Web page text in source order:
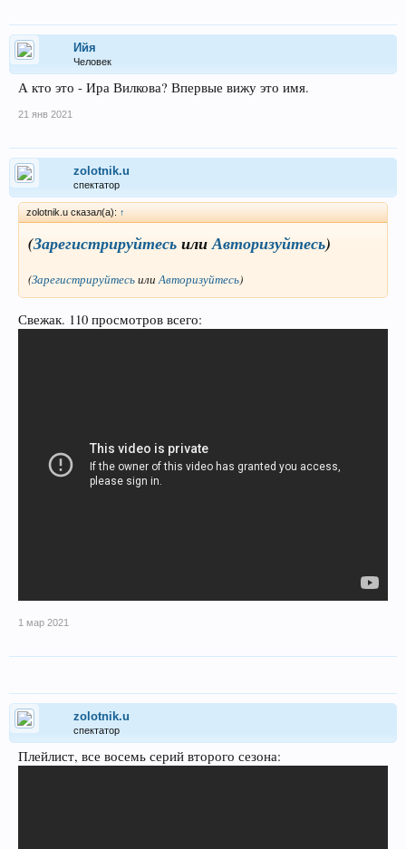
Ийя
Человек
А кто это - Ира Вилкова? Впервые вижу это имя.
21 янв 2021
zolotnik.u
спектатор
zolotnik.u сказал(а): ↑
(Зарегистрируйтесь илиАвторизуйтесь)
(ЗарегистрируйтесьилиАвторизуйтесь)
Свежак. 110 просмотров всего:
1 мар 2021
zolotnik.u
спектатор
Плейлист, все восемь серий второго сезона: